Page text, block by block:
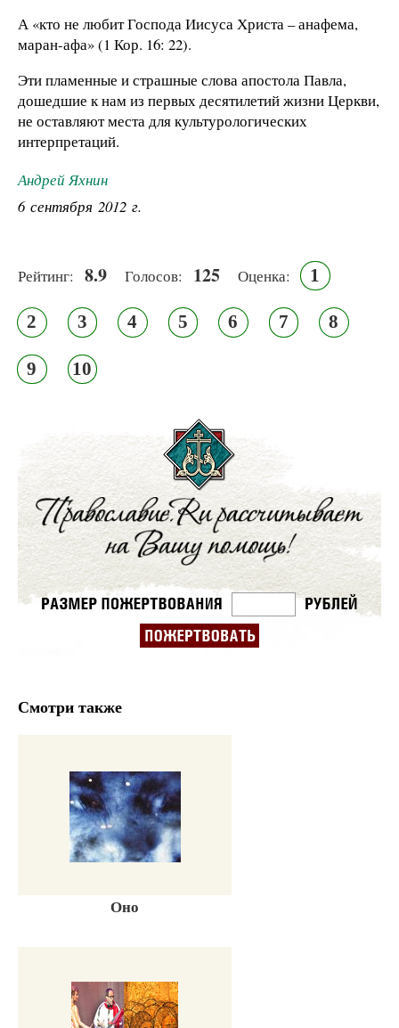
А «кто не любит Господа Иисуса Христа – анафема,
маран-афа» (1 Кор. 16: 22).
Эти пламенные и страшные слова апостола Павла,
дошедшие к нам из первых десятилетий жизни Церкви,
не оставляют места для культурологических
интерпретаций.
Андрей Яхнин
6 сентября 2012 г.
Рейтинг: 8.9 Голосов: 125 Оценка: 1
2 3 4 5 6 7 8
9 10
Смотри также
Оно